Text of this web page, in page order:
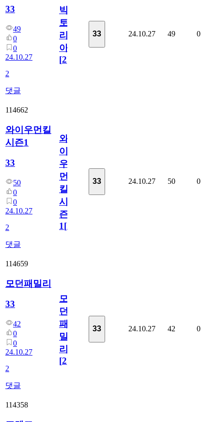
33
49
0
0
24.10.27
2
댓글
빅
토
리
아
[2]
33 24.10.27 49 0
114662
와이우먼킬
시즌1
33
50
0
0
24.10.27
2
댓글
와
이
우
먼
킬
시
즌
1[2
33 24.10.27 50 0
114659
모던패밀리
33
42
0
0
24.10.27
2
댓글
모
던
패
밀
리
[2]
33 24.10.27 42 0
114358